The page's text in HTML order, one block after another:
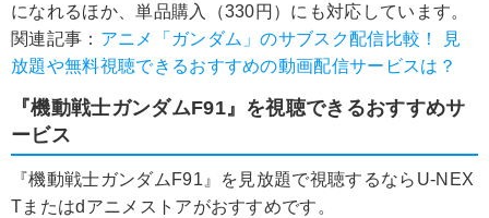
になれるほか、単品購入（330円）にも対応しています。
関連記事： アニメ「ガンダム」のサブスク配信比較！ 見
放題や無料視聴できるおすすめの動画配信サービスは？
『機動戦士ガンダムF91』を視聴できるおすすめサ
ービス
『機動戦士ガンダムF91』を見放題で視聴するならU-NEX
Tまたはdアニメストアがおすすめです。